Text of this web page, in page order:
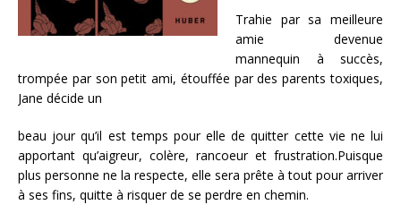
Trahie par sa meilleure
amie devenue
mannequin à succès,
trompée par son petit ami, étouffée par des parents toxiques,
Jane décide un
beau jour qu’il est temps pour elle de quitter cette vie ne lui
apportant qu’aigreur, colère, rancoeur et frustration.Puisque
plus personne ne la respecte, elle sera prête à tout pour arriver
à ses fins, quitte à risquer de se perdre en chemin.